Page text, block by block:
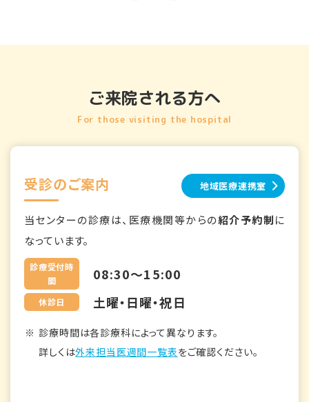
ご来院される方へ
For those visiting the hospital
受診のご案内 地域医療連携室
当センターの診療は、医療機関等からの紹介予約制に
なっています。
診療受付時
間
08:30～15:00
休診日 土曜・日曜・祝日
診療時間は各診療科によって異なります。
詳しくは外来担当医週間一覧表をご確認ください。